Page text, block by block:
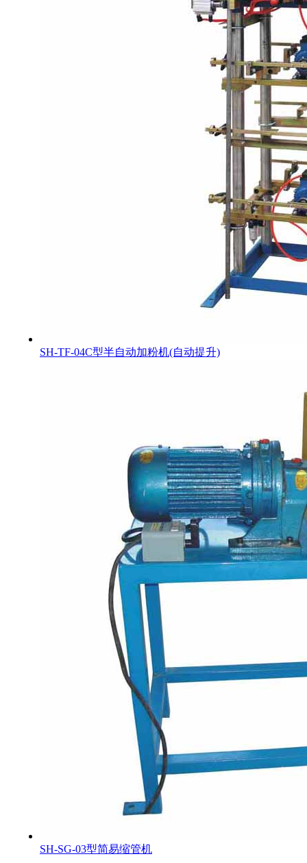
SH-TF-04C型半自动加粉机(自动提升)
SH-SG-03型简易缩管机